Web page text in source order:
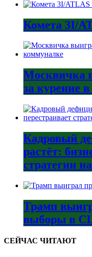
Комета 3I/
Москвичка
за курение
Кадровый
растёт:
стратегии
Трамп
выборы в
СЕЙЧАС ЧИТАЮТ